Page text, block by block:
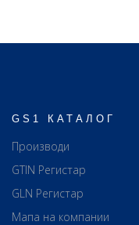
GS1 КАТАЛОГ
Производи
GTIN Регистар
GLN Регистар
Мапа на компании